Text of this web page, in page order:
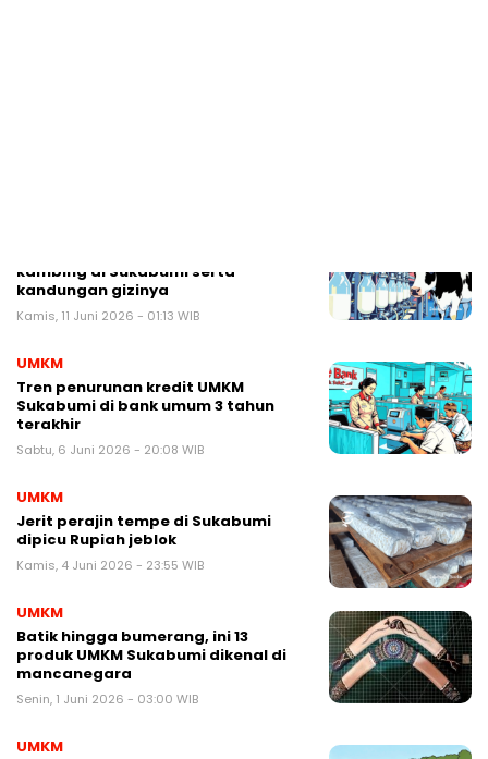
kambing di Sukabumi serta
kandungan gizinya
Kamis, 11 Juni 2026 - 01:13 WIB
UMKM
Tren penurunan kredit UMKM
Sukabumi di bank umum 3 tahun
terakhir
Sabtu, 6 Juni 2026 - 20:08 WIB
UMKM
Jerit perajin tempe di Sukabumi
dipicu Rupiah jeblok
Kamis, 4 Juni 2026 - 23:55 WIB
UMKM
Batik hingga bumerang, ini 13
produk UMKM Sukabumi dikenal di
mancanegara
Senin, 1 Juni 2026 - 03:00 WIB
UMKM